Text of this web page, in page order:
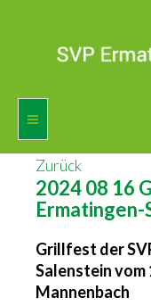
Home
Vorstand
Agenda
Mitglied werden
Zurück
2024 08 16
Ermatingen-
Grillfest der
Salenstein vom
Mannenbach